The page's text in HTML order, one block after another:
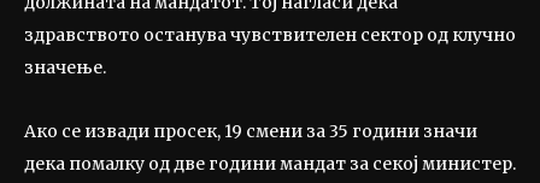
здравството останува чувствителен сектор од клучно
значење.
Ако се извади просек, 19 смени за 35 години значи
дека помалку од две години мандат за секој министер.